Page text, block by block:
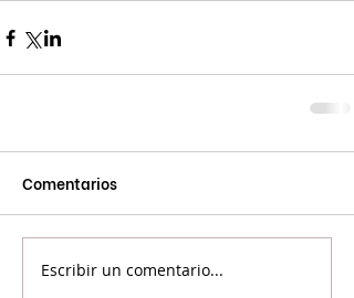
Comentarios
Escribir un comentario...